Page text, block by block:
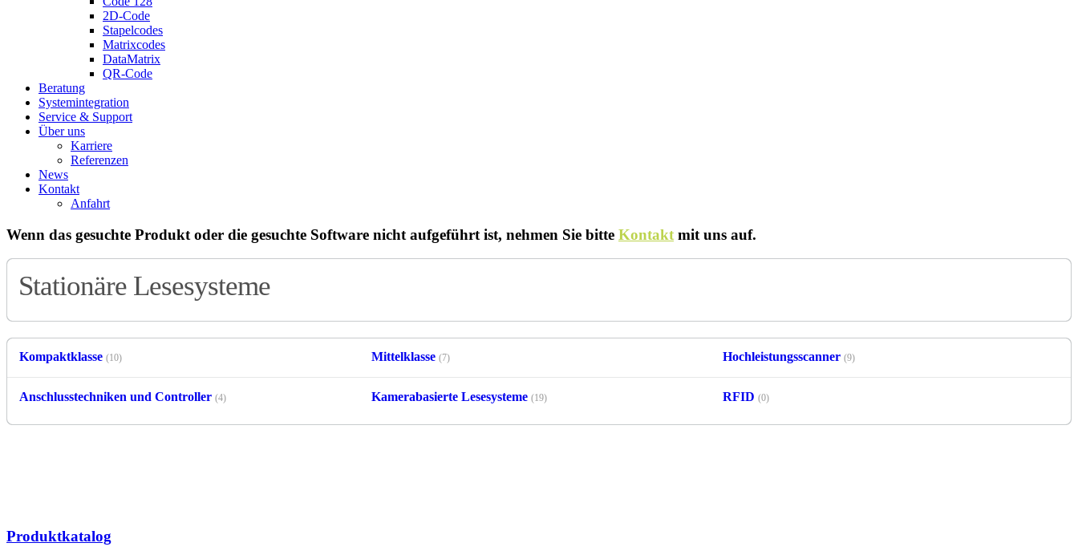
2D-Code
Stapelcodes
Matrixcodes
DataMatrix
QR-Code
Beratung
System­integration
Service & Support
Über uns
Karriere
Referenzen
News
Kontakt
Anfahrt
Wenn das gesuchte Produkt oder die gesuchte Software nicht aufgeführt ist, nehmen Sie bitte Kontakt mit uns auf.
Stationäre Lesesysteme
Kompaktklasse (10) Mittelklasse (7) Hochleistungsscanner (9)
Anschlusstechniken und Controller (4) Kamerabasierte Lesesysteme (19) RFID (0)
Produktkatalog